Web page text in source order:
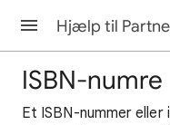
ISBN-numre
Et ISBN-nummer